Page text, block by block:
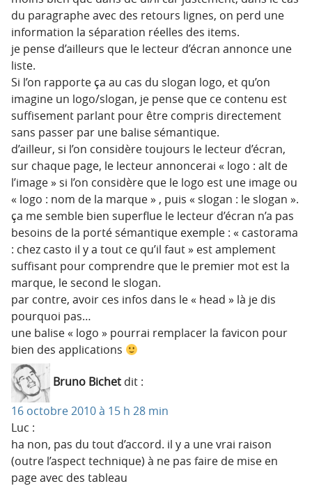
du paragraphe avec des retours lignes, on perd une
information la séparation réelles des items.
je pense d’ailleurs que le lecteur d’écran annonce une
liste.
Si l’on rapporte ça au cas du slogan logo, et qu’on
imagine un logo/slogan, je pense que ce contenu est
suffisement parlant pour être compris directement
sans passer par une balise sémantique.
d’ailleur, si l’on considère toujours le lecteur d’écran,
sur chaque page, le lecteur annoncerai « logo : alt de
l’image » si l’on considère que le logo est une image ou
« logo : nom de la marque » , puis « slogan : le slogan ».
ça me semble bien superflue le lecteur d’écran n’a pas
besoins de la porté sémantique exemple : « castorama
: chez casto il y a tout ce qu’il faut » est amplement
suffisant pour comprendre que le premier mot est la
marque, le second le slogan.
par contre, avoir ces infos dans le « head » là je dis
pourquoi pas…
une balise « logo » pourrai remplacer la favicon pour
bien des applications
Bruno Bichet dit :
16 octobre 2010 à 15 h 28 min
Luc :
ha non, pas du tout d’accord. il y a une vrai raison
(outre l’aspect technique) à ne pas faire de mise en
page avec des tableau